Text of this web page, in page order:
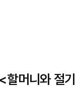
할머니와 절